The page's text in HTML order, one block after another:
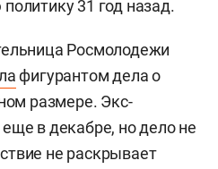
31 год назад.
Росмолодежи
фигурантом дела о
размере. Экс-
в декабре, но дело не
не раскрывает